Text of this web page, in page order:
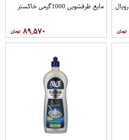
مایع ظرفشویی 1000گرمی خاکستر
۸۹,۵۷۰